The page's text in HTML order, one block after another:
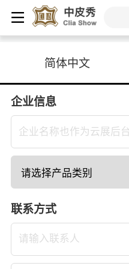
简体中文
企业信息
联系方式